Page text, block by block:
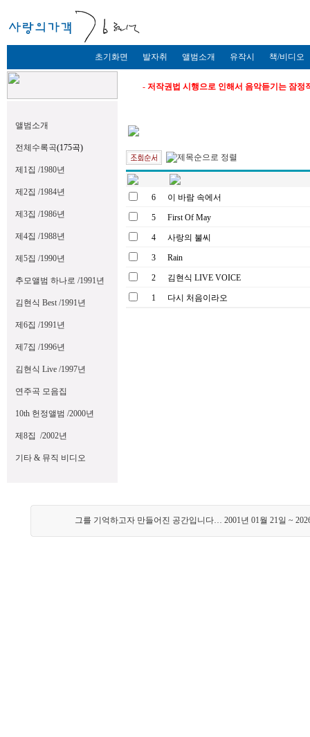
초기화면 발자취 앨범소개 유작시 책/비디오
앨범소개
전체수록곡(175곡)
제1집 /1980년
제2집 /1984년
제3집 /1986년
제4집 /1988년
제5집 /1990년
추모앨범 하나로 /1991년
김현식 Best /1991년
제6집 /1991년
제7집 /1996년
김현식 Live /1997년
연주곡 모음집
10th 헌정앨범 /2000년
제8집 /2002년
기타 & 뮤직 비디오
- 저작권법 시행으로 인해서 음악듣기는 잠정
6 이 바람 속에서
5 First Of May
4 사랑의 불씨
3 Rain
2 김현식 LIVE VOICE
1 다시 처음이라오
그를 기억하고자 만들어진 공간입니다… 2001년 01월 21일 ~